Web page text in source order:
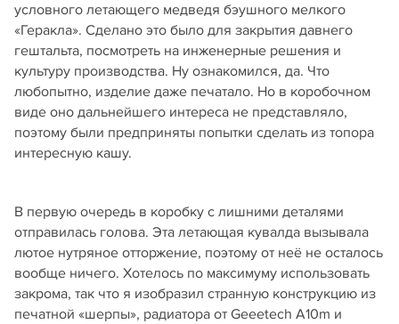
условного летающего медведя бэушного мелкого
«Геракла». Сделано это было для закрытия давнего
гештальта, посмотреть на инженерные решения и
культуру производства. Ну ознакомился, да. Что
любопытно, изделие даже печатало. Но в коробочном
виде оно дальнейшего интереса не представляло,
поэтому были предприняты попытки сделать из топора
интересную кашу.
В первую очередь в коробку с лишними деталями
отправилась голова. Эта летающая кувалда вызывала
лютое нутряное отторжение, поэтому от неё не осталось
вообще ничего. Хотелось по максимуму использовать
закрома, так что я изобразил странную конструкцию из
печатной «шерпы», радиатора от Geeetech A10m и